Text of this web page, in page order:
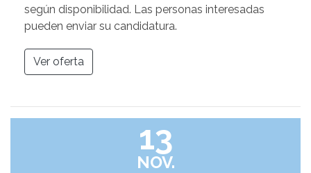
según disponibilidad. Las personas interesadas
pueden enviar su candidatura.
Ver oferta
13
NOV.